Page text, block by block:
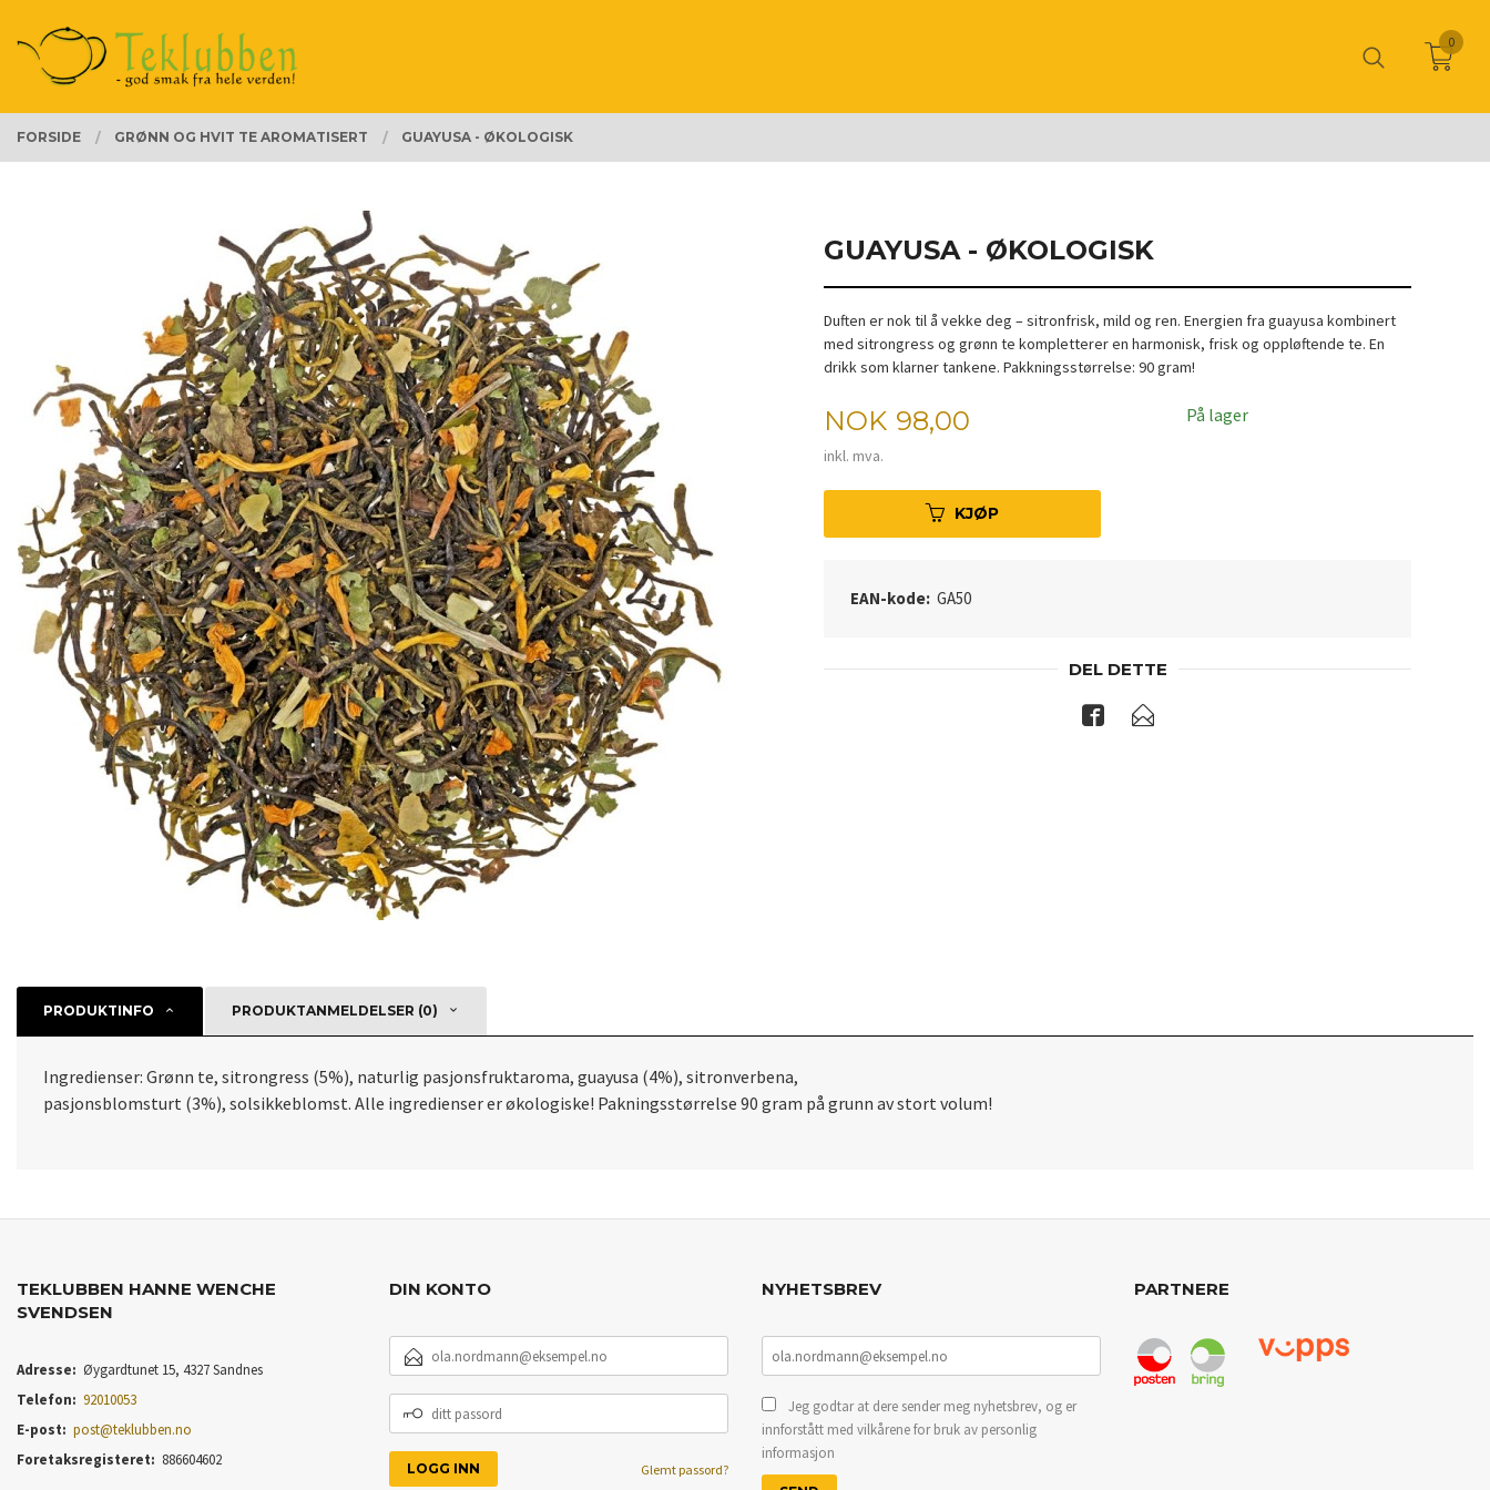
innholdet
PRODUKTER 0
FORSIDE GRØNN OG HVIT TE AROMATISERT GUAYUSA - ØKOLOGISK
GUAYUSA - ØKOLOGISK
Duften er nok til å vekke deg – sitronfrisk, mild og ren. Energien fra guayusa kombinert
med sitrongress og grønn te kompletterer en harmonisk, frisk og oppløftende te. En
drikk som klarner tankene. Pakkningsstørrelse: 90 gram!
Pris
NOK 98,00
inkl. mva.
På lager
KJØP
EAN-kode: GA50
DEL DETTE
PRODUKTINFO PRODUKTANMELDELSER (0)
Ingredienser: Grønn te, sitrongress (5%), naturlig pasjonsfruktaroma, guayusa (4%), sitronverbena,
pasjonsblomsturt (3%), solsikkeblomst. Alle ingredienser er økologiske! Pakningsstørrelse 90 gram på grunn av stort volum!
TEKLUBBEN HANNE WENCHE
SVENDSEN
Adresse: Øygardtunet 15, 4327 Sandnes
Telefon: 92010053
E-post: post@teklubben.no
Foretaksregisteret: 886604602
DIN KONTO
POSTADRESSE
PASSORD
Glemt passord?
NYHETSBREV
Jeg godtar at dere sender meg nyhetsbrev, og er
innforstått med vilkårene for bruk av personlig
informasjon
PARTNERE